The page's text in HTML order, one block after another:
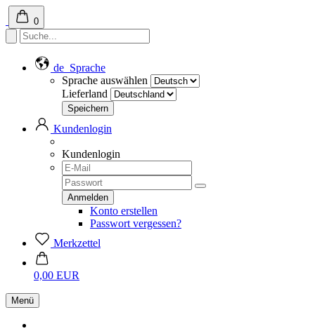
0
de Sprache
Sprache auswählen
Lieferland
Kundenlogin
Kundenlogin
Konto erstellen
Passwort vergessen?
Merkzettel
0,00 EUR
Menü